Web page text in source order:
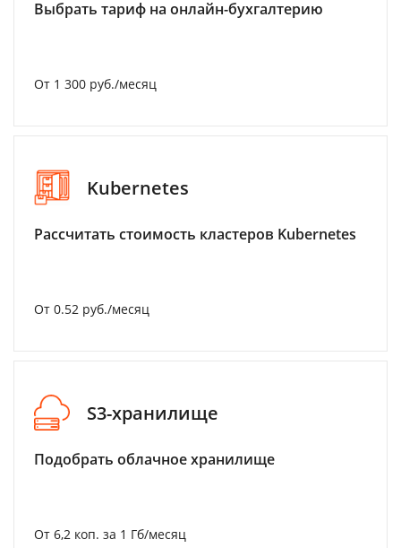
Выбрать тариф на онлайн-бухгалтерию
От 1 300 руб./месяц
Kubernetes
Рассчитать стоимость кластеров Kubernetes
От 0.52 руб./месяц
S3-хранилище
Подобрать облачное хранилище
От 6,2 коп. за 1 Гб/месяц